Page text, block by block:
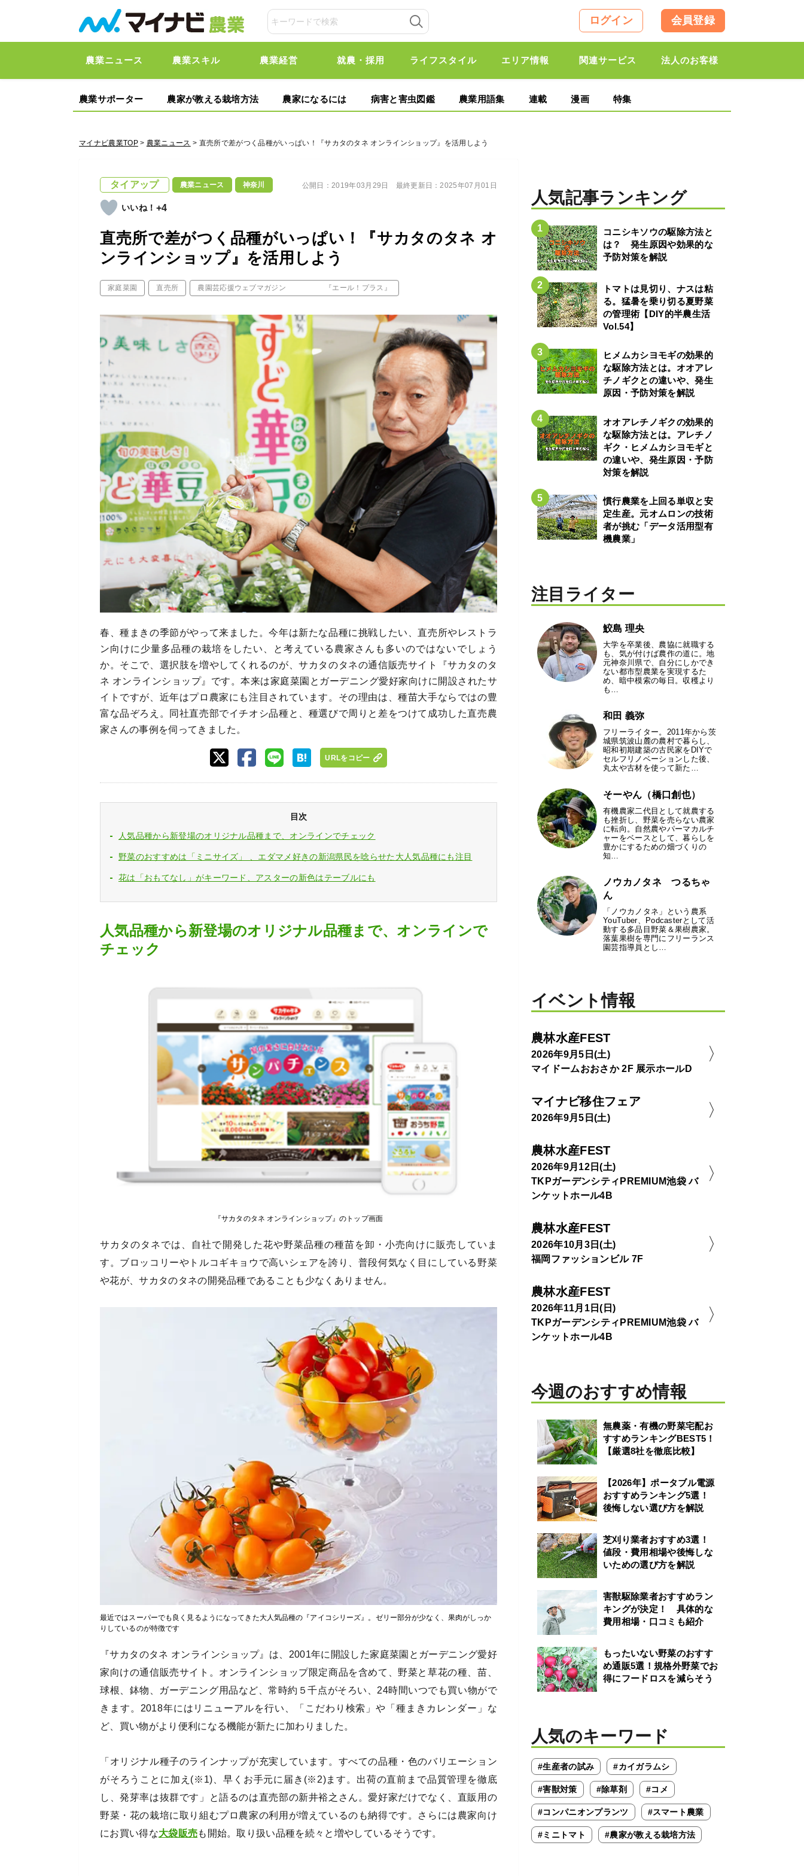
ログイン 会員登録
農業ニュース 農業スキル 農業経営 就農・採用 ライフスタイル エリア情報 関連サービス 法人のお客様
農業サポーター 農家が教える栽培方法 農家になるには 病害と害虫図鑑 農業用語集 連載 漫画 特集
マイナビ農業TOP> 農業ニュース > 直売所で差がつく品種がいっぱい！『サカタのタネ オンラインショップ』を活用しよう
タイアップ 農業ニュース 神奈川
+4
直売所で差がつく品種がいっぱい！『サカタのタネ オ
ンラインショップ』を活用しよう
家庭菜園 直売所 農園芸応援ウェブマガジン 『エール！プラス』
公開日：2019年03月29日 最終更新日：2025年07月01日
春、種まきの季節がやって来ました。今年は新たな品種に挑戦したい、直売所やレストラ
ン向けに少量多品種の栽培をしたい、と考えている農家さんも多いのではないでしょう
か。そこで、選択肢を増やしてくれるのが、サカタのタネの通信販売サイト『サカタのタ
ネ オンラインショップ』です。本来は家庭菜園とガーデニング愛好家向けに開設されたサ
イトですが、近年はプロ農家にも注目されています。その理由は、種苗大手ならではの豊
富な品ぞろえ。同社直売部でイチオシ品種と、種選びで周りと差をつけて成功した直売農
家さんの事例を伺ってきました。
URLをコピー
目次
人気品種から新登場のオリジナル品種まで、オンラインでチェック
野菜のおすすめは「ミニサイズ」 、エダマメ好きの新潟県民を唸らせた大人気品種にも注目
花は「おもてなし」がキーワード、アスターの新色はテーブルにも
人気品種から新登場のオリジナル品種まで、オンラインで
チェック
『サカタのタネ オンラインショップ』のトップ画面
サカタのタネでは、自社で開発した花や野菜品種の種苗を卸・小売向けに販売していま
す。ブロッコリーやトルコギキョウで高いシェアを誇り、普段何気なく目にしている野菜
や花が、サカタのタネの開発品種であることも少なくありません。
最近ではスーパーでも良く見るようになってきた大人気品種の『アイコシリーズ』。ゼリー部分が少なく、果肉がしっか
りしているのが特徴です
『サカタのタネ オンラインショップ』は、2001年に開設した家庭菜園とガーデニング愛好
家向けの通信販売サイト。オンラインショップ限定商品を含めて、野菜と草花の種、苗、
球根、鉢物、ガーデニング用品など、常時約５千点がそろい、24時間いつでも買い物がで
きます。2018年にはリニューアルを行い、「こだわり検索」や「種まきカレンダー」な
ど、買い物がより便利になる機能が新たに加わりました。
「オリジナル種子のラインナップが充実しています。すべての品種・色のバリエーション
がそろうことに加え(※1)、早くお手元に届き(※2)ます。出荷の直前まで品質管理を徹底
し、発芽率は抜群です」と語るのは直売部の新井裕之さん。愛好家だけでなく、直販用の
野菜・花の栽培に取り組むプロ農家の利用が増えているのも納得です。さらには農家向け
にお買い得な大袋販売も開始。取り扱い品種を続々と増やしているそうです。
人気記事ランキング
コニシキソウの駆除方法と
は？ 発生原因や効果的な
予防対策を解説
トマトは見切り、ナスは粘
る。猛暑を乗り切る夏野菜
の管理術【DIY的半農生活
Vol.54】
ヒメムカシヨモギの効果的
な駆除方法とは。オオアレ
チノギクとの違いや、発生
原因・予防対策を解説
オオアレチノギクの効果的
な駆除方法とは。アレチノ
ギク・ヒメムカシヨモギと
の違いや、発生原因・予防
対策を解説
慣行農業を上回る単収と安
定生産。元オムロンの技術
者が挑む「データ活用型有
機農業」
注目ライター
鮫島 理央
大学を卒業後、農協に就職する
も、気が付けば農作の道に。地
元神奈川県で、自分にしかでき
ない都市型農業を実現するた
め、暗中模索の毎日。収穫より
も…
和田 義弥
フリーライター。2011年から茨
城県筑波山麓の農村で暮らし、
昭和初期建築の古民家をDIYで
セルフリノベーションした後、
丸太や古材を使って新た…
そーやん（橋口創也）
有機農家二代目として就農する
も挫折し、野菜を売らない農家
に転向。自然農やパーマカルチ
ャーをベースとして、暮らしを
豊かにするための畑づくりの
知…
ノウカノタネ つるちゃ
ん
「ノウカノタネ」という農系
YouTuber、Podcasterとして活
動する多品目野菜＆果樹農家。
落葉果樹を専門にフリーランス
園芸指導員とし…
イベント情報
農林水産FEST
2026年9月5日(土)
マイドームおおさか 2F 展示ホールD
マイナビ移住フェア
2026年9月5日(土)
農林水産FEST
2026年9月12日(土)
TKPガーデンシティPREMIUM池袋 バ
ンケットホール4B
農林水産FEST
2026年10月3日(土)
福岡ファッションビル 7F
農林水産FEST
2026年11月1日(日)
TKPガーデンシティPREMIUM池袋 バ
ンケットホール4B
今週のおすすめ情報
無農薬・有機の野菜宅配お
すすめランキングBEST5！
【厳選8社を徹底比較】
【2026年】ポータブル電源
おすすめランキング5選！
後悔しない選び方を解説
芝刈り業者おすすめ3選！
値段・費用相場や後悔しな
いための選び方を解説
害獣駆除業者おすすめラン
キングが決定！ 具体的な
費用相場・口コミも紹介
もったいない野菜のおすす
め通販5選！規格外野菜でお
得にフードロスを減らそう
人気のキーワード
#生産者の試み #カイガラムシ
#害獣対策 #除草剤 #コメ
#コンパニオンプランツ #スマート農業
#ミニトマト #農家が教える栽培方法